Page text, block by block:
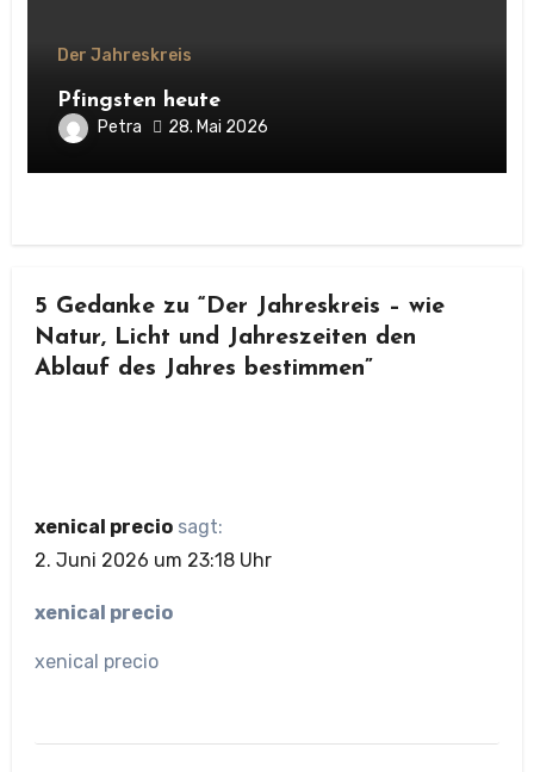
Der Jahreskreis
Pfingsten heute
Petra 28. Mai 2026
5 Gedanke zu “Der Jahreskreis – wie
Natur, Licht und Jahreszeiten den
Ablauf des Jahres bestimmen”
xenical precio sagt:
2. Juni 2026 um 23:18 Uhr
xenical precio
xenical precio